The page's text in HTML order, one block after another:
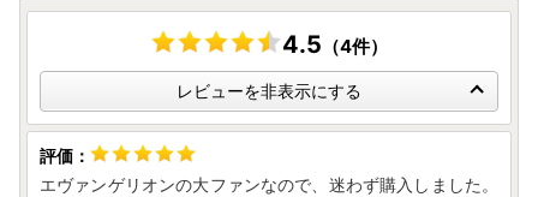
4.5 （4件）
レビューを非表示にする
エヴァンゲリオンの大ファンなので、迷わず購入しました。